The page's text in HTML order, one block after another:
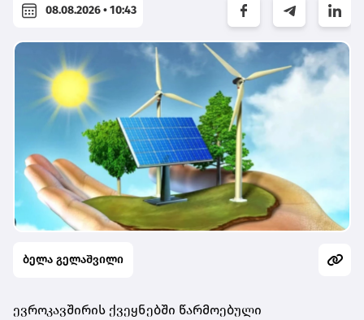
08.08.2026 • 10:43
ბელა გელაშვილი
ევროკავშირის ქვეყნებში წარმოებული